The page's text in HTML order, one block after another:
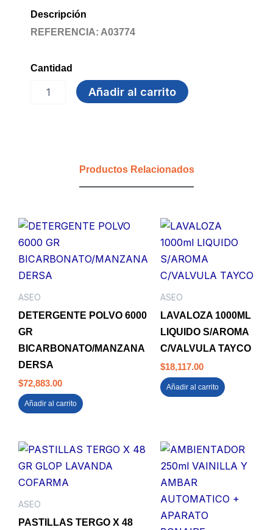
Descripción
REFERENCIA: A03774
Cantidad
SUAVIZANTE
19.000
Añadir al carrito
Productos Relacionados
ASEO
DETERGENTE POLVO 6000
GR
BICARBONATO/MANZANA
DERSA
$72,883.00
Añadir al carrito
ASEO
LAVALOZA 1000ML
LIQUIDO S/AROMA
C/VALVULA TAYCO
$18,117.00
Añadir al carrito
ASEO
PASTILLAS TERGO X 48